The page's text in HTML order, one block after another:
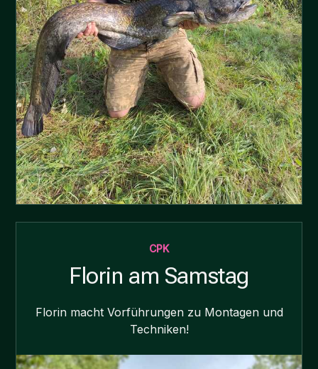
CPK
Florin am Samstag
Florin macht Vorführungen zu Montagen und
Techniken!